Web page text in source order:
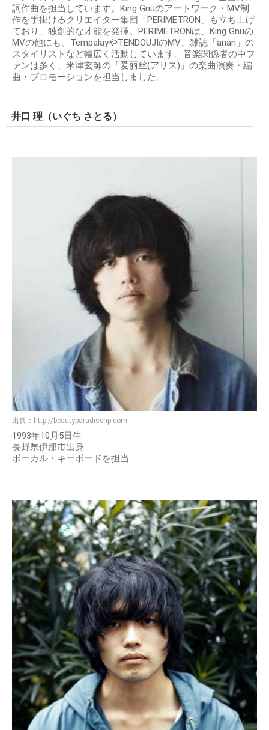
詞作曲を担当しています。King Gnuのアートワーク・MV制
作を手掛けるクリエイター集団「PERIMETRON」も立ち上げ
ており、独創的な才能を発揮。PERIMETRONは、King Gnuの
MVの他にも、TempalayやTENDOUJIのMV、雑誌「anan」の
スタイリストなど幅広く活動しています。音楽関係者の中フ
ァンは多く、米津玄師の「爱丽丝(アリス)」の楽曲演奏・編
曲・プロモーションを担当しました。
井口 理（いぐち さとる）
出典： http://beautyparadisehp.com
1993年10月5日生
長野県伊那市出身
ボーカル・キーボードを担当